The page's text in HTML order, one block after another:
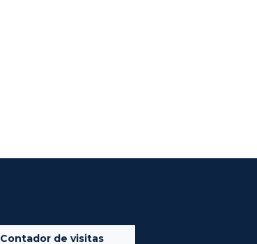
Contador de visitas